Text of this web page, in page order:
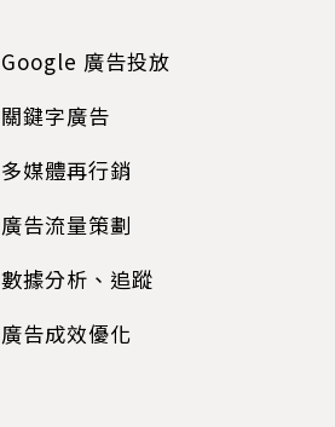
Google 廣告投放
關鍵字廣告
多媒體再行銷
廣告流量策劃
數據分析、追蹤
廣告成效優化